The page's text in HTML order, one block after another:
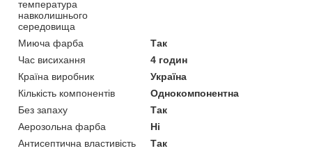
температура
навколишнього
середовища
Миюча фарба
Так
Час висихання
4 годин
Країна виробник
Україна
Кількість компонентів
Однокомпонентна
Без запаху
Так
Аерозольна фарба
Ні
Антисептична властивість
Так